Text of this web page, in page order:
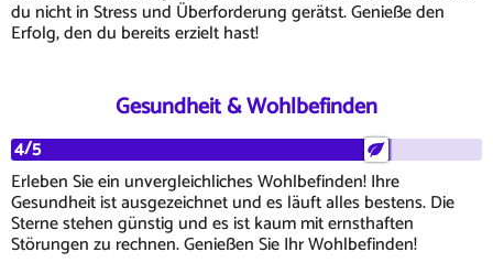
du nicht in Stress und Überforderung gerätst. Genieße den
Erfolg, den du bereits erzielt hast!
Gesundheit & Wohlbefinden
4/5
Erleben Sie ein unvergleichliches Wohlbefinden! Ihre
Gesundheit ist ausgezeichnet und es läuft alles bestens. Die
Sterne stehen günstig und es ist kaum mit ernsthaften
Störungen zu rechnen. Genießen Sie Ihr Wohlbefinden!